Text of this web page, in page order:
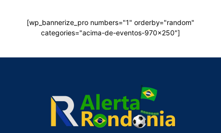
[wp_bannerize_pro numbers="1" orderby="random"
categories="acima-de-eventos-970x250"]